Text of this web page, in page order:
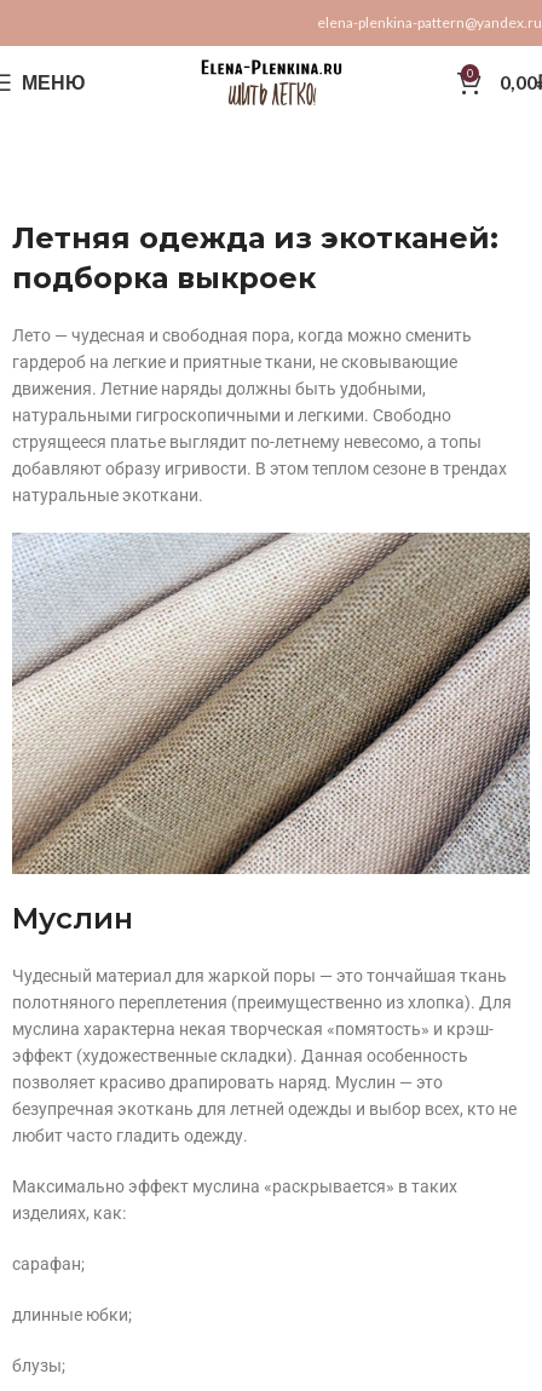
elena-plenkina-pattern@yandex.ru
МЕНЮ 0 0,00
Летняя одежда из экотканей:
подборка выкроек
Лето — чудесная и свободная пора, когда можно сменить
гардероб на легкие и приятные ткани, не сковывающие
движения. Летние наряды должны быть удобными,
натуральными гигроскопичными и легкими. Свободно
струящееся платье выглядит по-летнему невесомо, а топы
добавляют образу игривости. В этом теплом сезоне в трендах
натуральные экоткани.
Муслин
Чудесный материал для жаркой поры — это тончайшая ткань
полотняного переплетения (преимущественно из хлопка). Для
муслина характерна некая творческая «помятость» и крэш-
эффект (художественные складки). Данная особенность
позволяет красиво драпировать наряд. Муслин — это
безупречная экоткань для летней одежды и выбор всех, кто не
любит часто гладить одежду.
Максимально эффект муслина «раскрывается» в таких
изделиях, как:
сарафан;
длинные юбки;
блузы;